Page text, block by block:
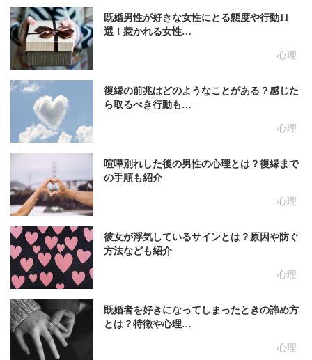
心理
既婚男性が好きな女性にとる態度や行動11
選！惹かれる女性…
心理
復縁の前兆はどのようなことがある？感じた
ら取るべき行動も…
心理
喧嘩別れした後の男性の心理とは？復縁まで
の手順も紹介
心理
彼女が浮気しているサインとは？原因や防ぐ
方法なども紹介
心理
既婚者を好きになってしまったときの諦め方
とは？特徴や心理…